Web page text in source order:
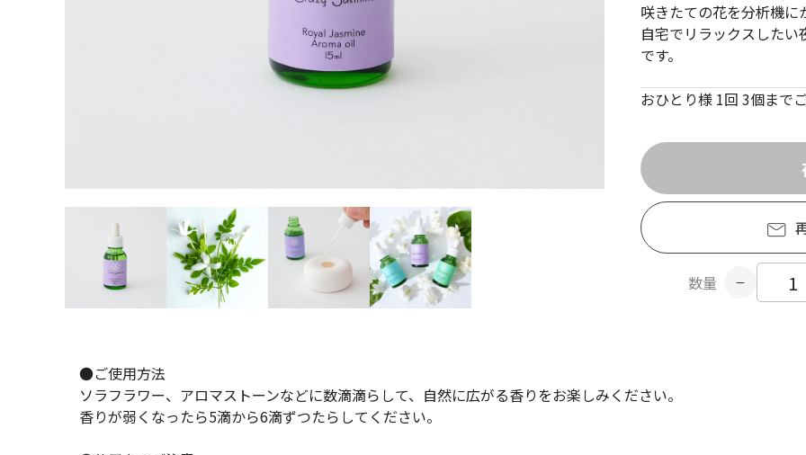
おひとり様 1回 3個まで
咲きたての花を分析機に
自宅でリラックスした
です。
数量
●ご使用方法
ソラフラワー、アロマストーンなどに数滴滴らして、自然に広がる香りをお楽しみください。
香りが弱くなったら5滴から6滴ずつたらしてください。